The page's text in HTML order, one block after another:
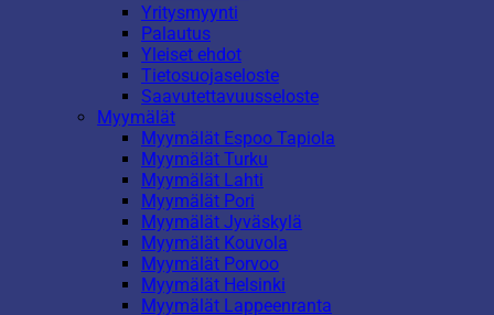
Yritysmyynti
Palautus
Yleiset ehdot
Tietosuojaseloste
Saavutettavuusseloste
Myymälät
Myymälät Espoo Tapiola
Myymälät Turku
Myymälät Lahti
Myymälät Pori
Myymälät Jyväskylä
Myymälät Kouvola
Myymälät Porvoo
Myymälät Helsinki
Myymälät Lappeenranta